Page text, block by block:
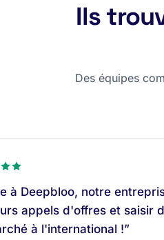
Ils
Des équipes
à Deepbloo, notre
appels d'offres et saisir
à l'international !”